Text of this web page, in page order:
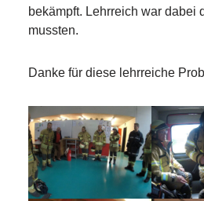
bekämpft. Lehrreich war dabei
mussten.
Danke für diese lehrreiche